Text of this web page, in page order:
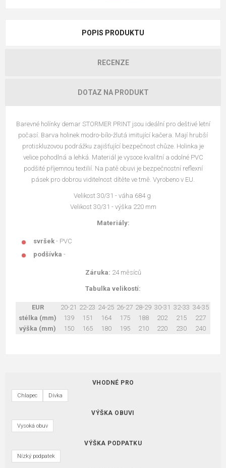
POPIS PRODUKTU
RECENZE
DOTAZ NA PRODUKT
Barevné holínky demar STORMER PRINT jsou ideální pro deštivé letní
počasí. Barva holinek modro-bílo-žlutá imitující kačera. Mají hrubší
protiskluzovou podrážku zajišťující bezpečnost chůze. Holinka je
velice pohodlná a lehká. Materiál je vysoce kvalitní a odolné PVC
podšité příjemnou textilií. Na patě obuvi je bezpečnostní reflexní
pásek pro dobrou viditelnost dítěte ve tmě. Vyrobeno v EU.
Velikost 30/31 - váha 684 g
Velikost 30/31 - výška 220 mm
Materiály:
svršek - PVC
podšívka -
Záruka: 24 měsíců
Tabulka velikostí:
EUR 20-21 22-23 24-25 26-27 28-29 30-31 32-33 34-35
stélka (mm)
139 151 164 175 188 202 215
227
výška (mm)
150 165 180 195 210 220 230 240
VHODNÉ PRO
Chlapec Dívka
VÝŠKA OBUVI
Vysoká obuv
VÝŠKA PODPATKU
Nízký podpatek